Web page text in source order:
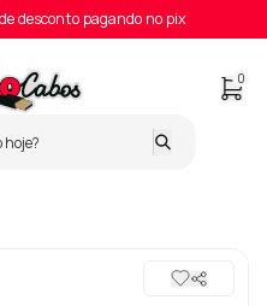
desconto pagando no pix
0